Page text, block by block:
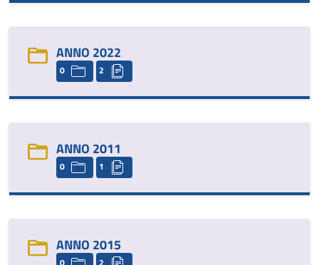
ANNO 2022
0 2
ANNO 2011
0 1
ANNO 2015